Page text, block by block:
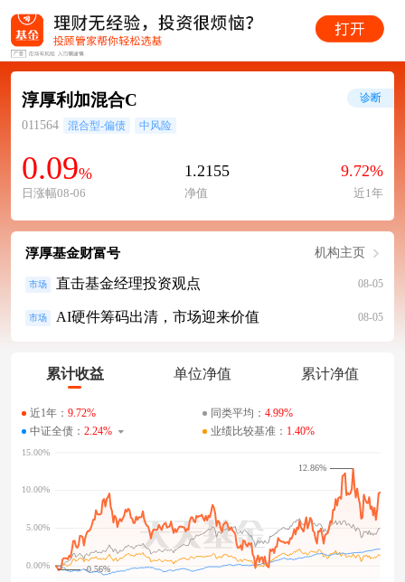
淳厚利加混合C
011564 混合型-偏债 中风险
0.09%
日涨幅08-06
1.2155
净值
9.72%
近1年
诊断
淳厚基金财富号 机构主页
市场 直击基金经理投资观点 08-05
市场 AI硬件筹码出清，市场迎来价值 08-05
累计收益 单位净值 累计净值
近1年： 9.72% 同类平均： 4.99%
中证全债： 2.24% 业绩比较基准： 1.40%
-0.56%
12.86%